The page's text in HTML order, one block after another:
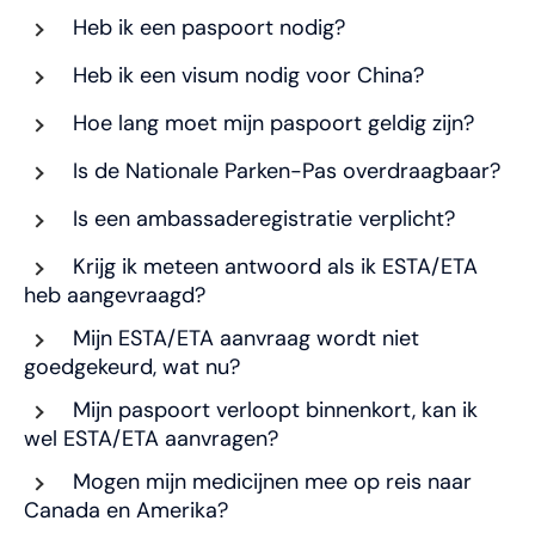
Heb ik een paspoort nodig?
Heb ik een visum nodig voor China?
Hoe lang moet mijn paspoort geldig zijn?
Is de Nationale Parken-Pas overdraagbaar?
Is een ambassaderegistratie verplicht?
Krijg ik meteen antwoord als ik ESTA/ETA
heb aangevraagd?
Mijn ESTA/ETA aanvraag wordt niet
goedgekeurd, wat nu?
Mijn paspoort verloopt binnenkort, kan ik
wel ESTA/ETA aanvragen?
Mogen mijn medicijnen mee op reis naar
Canada en Amerika?